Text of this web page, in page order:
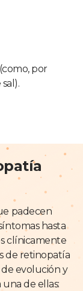
por
padecen
hasta
clínicamente
de retinopatía
evolución y
de ellas: